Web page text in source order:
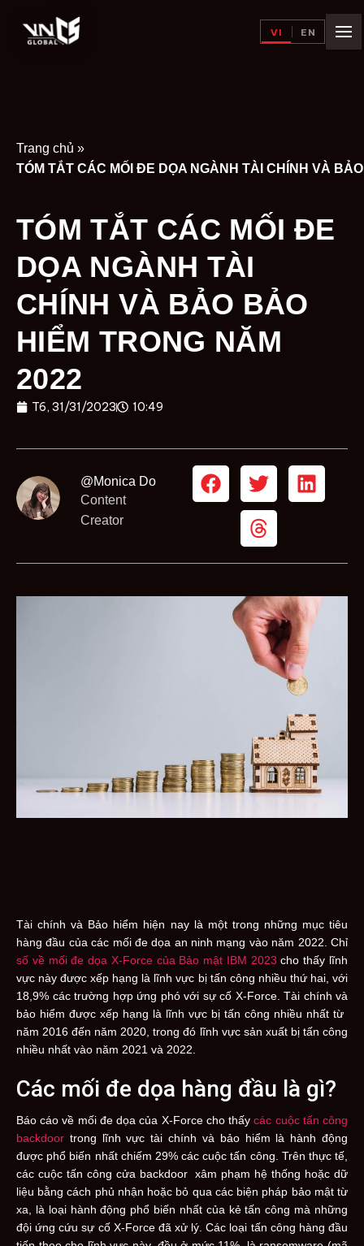
Trang chủ »
TÓM TẮT CÁC MỐI ĐE
DỌA NGÀNH TÀI
CHÍNH VÀ BẢO BẢO
HIỂM TRONG NĂM
2022
T6, 31/31/2023 10:49
@Monica Do
Content
Creator
Tài chính và Bảo hiểm hiện nay là một trong những mục tiêu
hàng đầu của các mối đe dọa an ninh mạng vào năm 2022. Chỉ
số về mối đe dọa X-Force của Bảo mật IBM 2023 cho thấy lĩnh
vực này được xếp hạng là lĩnh vực bị tấn công nhiều thứ hai, với
18,9% các trường hợp ứng phó với sự cố X-Force. Tài chính và
bảo hiểm được xếp hạng là lĩnh vực bị tấn công nhiều nhất từ ​​
năm 2016 đến năm 2020, trong đó lĩnh vực sản xuất bị tấn công
nhiều nhất vào năm 2021 và 2022.
Các mối đe dọa hàng đầu là gì?
Báo cáo về mối đe dọa của X-Force cho thấycác cuộc tấn công
backdoor trong lĩnh vực tài chính và bảo hiểm là hành động
được phổ biến nhất chiếm 29% các cuộc tấn công. Trên thực tế,
các cuộc tấn công cửa backdoor xâm phạm hệ thống hoặc dữ
liệu bằng cách phủ nhận hoặc bỏ qua các biện pháp bảo mật từ
xa, là loại hành động phổ biến nhất của kẻ tấn công mà những
đội ứng cứu sự cố X-Force đã xử lý. Các loại tấn công hàng đầu
VI EN